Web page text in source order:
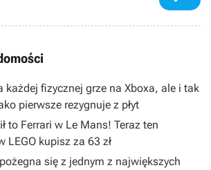
każdej fizycznej grze na Xboxa, ale i tak
pierwsze rezygnuje z płyt
to Ferrari w Le Mans! Teraz ten
LEGO kupisz za 63 zł
się z jednym z największych